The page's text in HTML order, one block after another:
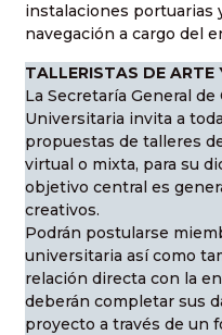
instalaciones portuarias
navegación a cargo del
TALLERISTAS DE ARTE
La Secretaría General
Universitaria invita a
propuestas de talleres
virtual o mixta, para su
objetivo central es
creativos.
Podrán postularse
universitaria así como
relación directa con la
deberán completar sus
proyecto a través de un